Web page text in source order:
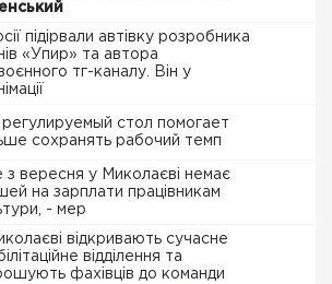
підірвали автівку розробника
«Упир» та автора
тг-каналу. Він у
регулируемый стол помогает
сохранять рабочий темп
з вересня у Миколаєві немає
на зарплати працівникам
- мер
відкривають сучасне
відділення та
фахівців до команди